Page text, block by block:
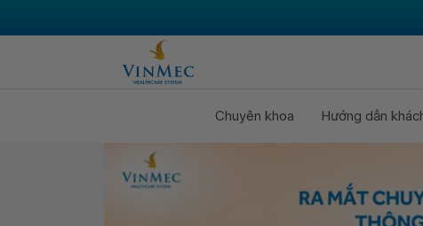
Chuyên khoa Hướng dẫn